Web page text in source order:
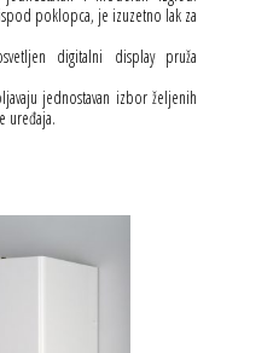
poklopca, je izuzetno lak za
digitalni display pruža
jednostavan izbor željenih
uređaja.